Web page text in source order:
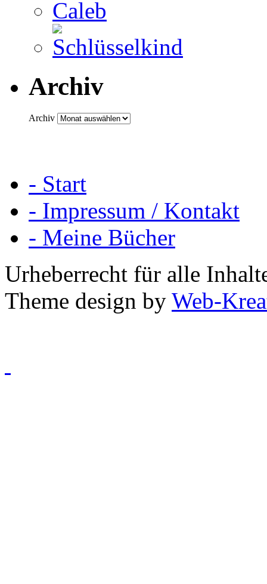
Archiv
Archiv
- Start
- Impressum / Kontakt
- Meine Bücher
Urheberrecht für alle
Theme design by Web-